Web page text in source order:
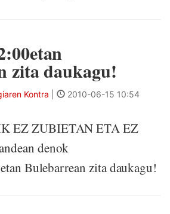
zita daukagu!
Kontra 2010-06-15 10:54
EZ ZUBIETAN ETA EZ
denok
Bulebarrean zita daukagu!